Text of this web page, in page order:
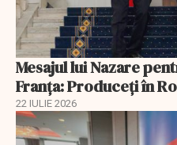
Mesajul lui Nazare
Franța: Produceți în
22 IULIE 2026